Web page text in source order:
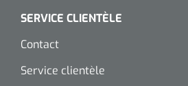
SERVICE CLIENTÈLE
Contact
Service clientèle